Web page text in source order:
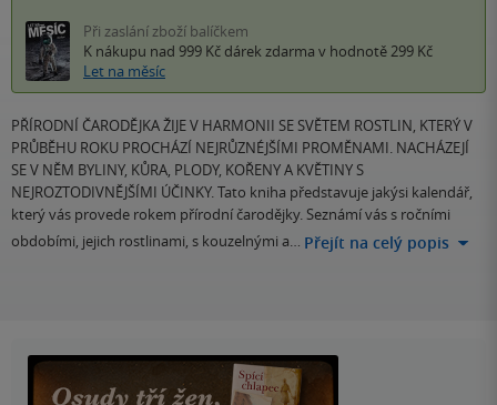
Při zaslání zboží balíčkem
K nákupu nad 999 Kč dárek zdarma v hodnotě 299 Kč
Let na měsíc
PŘÍRODNÍ ČARODĚJKA ŽIJE V HARMONII SE SVĚTEM ROSTLIN, KTERÝ V
PRŮBĚHU ROKU PROCHÁZÍ NEJRŮZNÉJŠÍMI PROMĚNAMI. NACHÁZEJÍ
SE V NĚM BYLINY, KŮRA, PLODY, KOŘENY A KVĚTINY S
NEJROZTODIVNĚJŠÍMI ÚČINKY. Tato kniha představuje jakýsi kalendář,
který vás provede rokem přírodní čarodějky. Seznámí vás s ročními
obdobími, jejich rostlinami, s kouzelnými a… Přejít na celý popis